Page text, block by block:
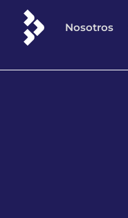
Nosotros